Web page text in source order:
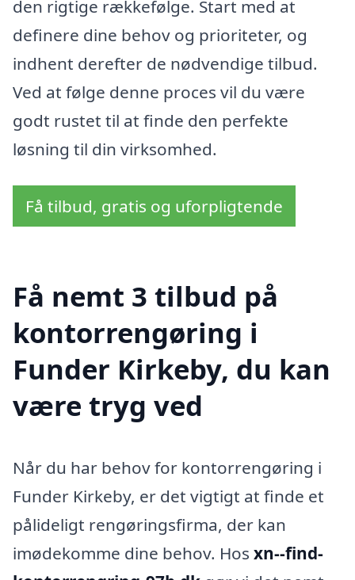
den rigtige rækkefølge. Start med at
definere dine behov og prioriteter, og
indhent derefter de nødvendige tilbud.
Ved at følge denne proces vil du være
godt rustet til at finde den perfekte
løsning til din virksomhed.
Få tilbud, gratis og uforpligtende
Få nemt 3 tilbud på
kontorrengøring i
Funder Kirkeby, du kan
være tryg ved
Når du har behov for kontorrengøring i
Funder Kirkeby, er det vigtigt at finde et
pålideligt rengøringsfirma, der kan
imødekomme dine behov. Hos xn--find-